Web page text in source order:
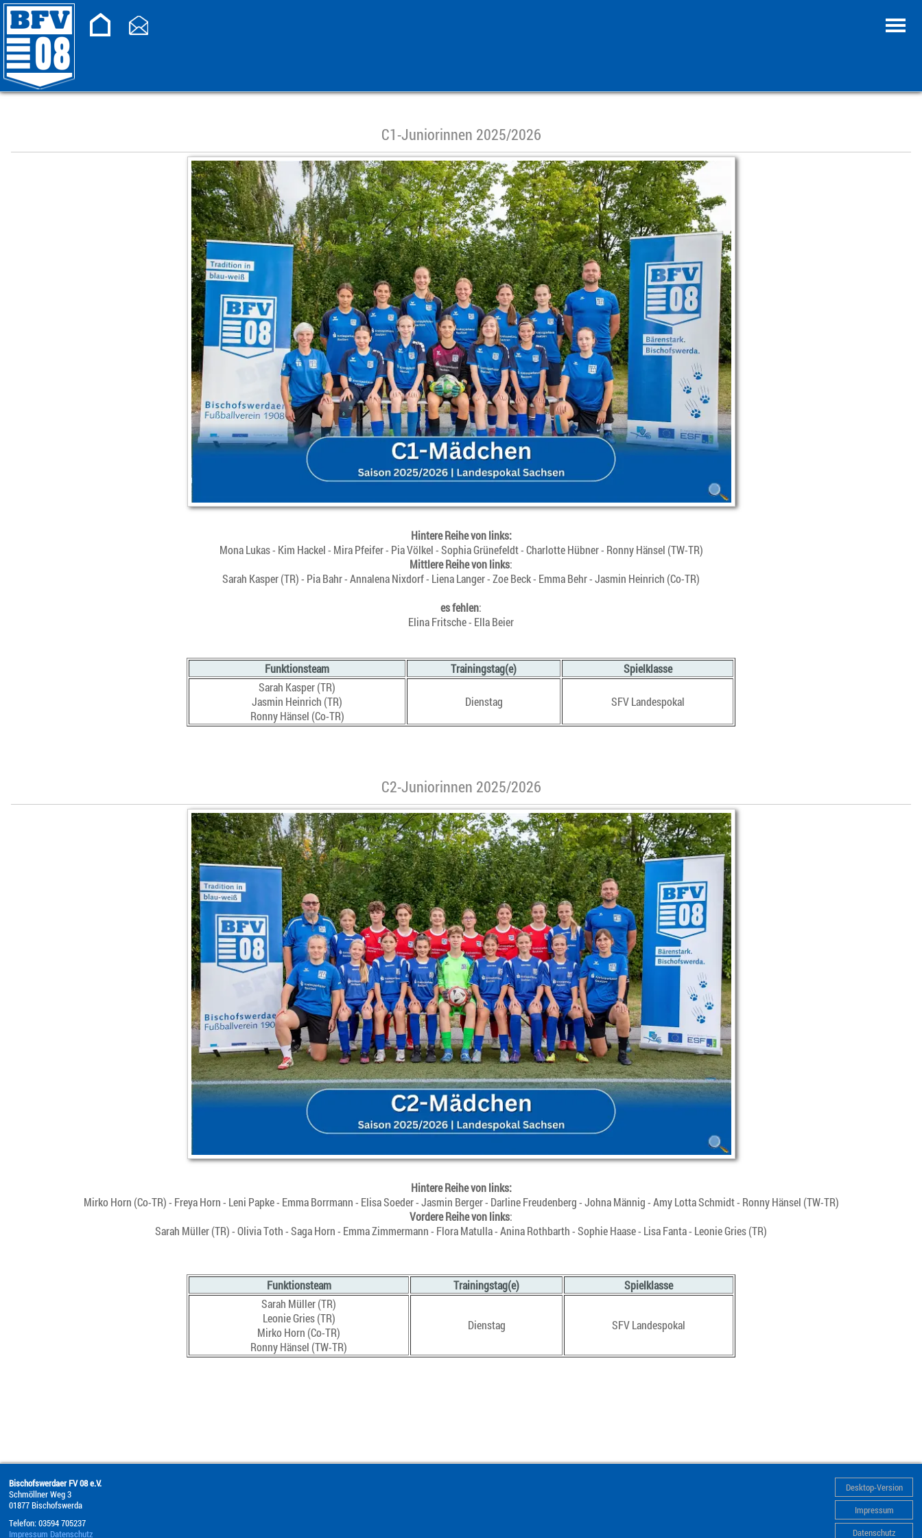
C1-Juniorinnen 2025/2026
Hintere Reihe von links:
Mona Lukas - Kim Hackel - Mira Pfeifer - Pia Völkel - Sophia Grünefeldt - Charlotte Hübner - Ronny Hänsel (TW-TR)
Mittlere Reihe von links:
Sarah Kasper (TR) - Pia Bahr - Annalena Nixdorf - Liena Langer - Zoe Beck - Emma Behr - Jasmin Heinrich (Co-TR)
es fehlen:
Elina Fritsche - Ella Beier
Funktionsteam Trainingstag(e)
Spielklasse
Sarah Kasper (TR)
Jasmin Heinrich (TR)
Ronny Hänsel (Co-TR)
Dienstag SFV Landespokal
C2-Juniorinnen 2025/2026
Hintere Reihe von links:
Mirko Horn (Co-TR) - Freya Horn - Leni Papke - Emma Borrmann - Elisa Soeder - Jasmin Berger - Darline Freudenberg - Johna Männig - Amy Lotta Schmidt - Ronny Hänsel (TW-TR)
Vordere Reihe von links:
Sarah Müller (TR) - Olivia Toth - Saga Horn - Emma Zimmermann - Flora Matulla - Anina Rothbarth - Sophie Haase - Lisa Fanta - Leonie Gries (TR)
Funktionsteam Trainingstag(e)
Spielklasse
Sarah Müller (TR)
Leonie Gries (TR)
Mirko Horn (Co-TR)
Ronny Hänsel (TW-TR)
Dienstag SFV Landespokal
Desktop-Version
Impressum
Datenschutz
Bischofswerdaer FV 08 e.V.
Schmöllner Weg 3
01877 Bischofswerda
Telefon:03594 705237
Impressum Datenschutz